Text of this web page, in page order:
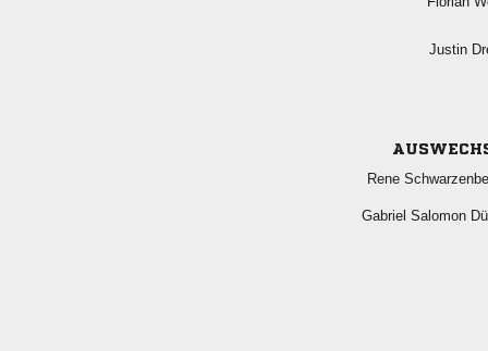


 